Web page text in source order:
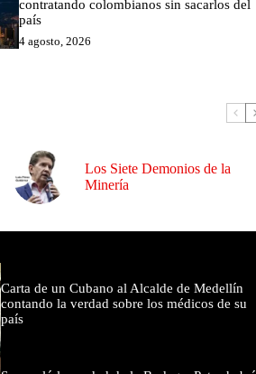
contratando colombianos sin sacarlos del
país
4 agosto, 2026
Los Siete Demonios de la
Minería
Carta de un Cubano al Alcalde de Medellín
contando la verdad sobre los médicos de su
país